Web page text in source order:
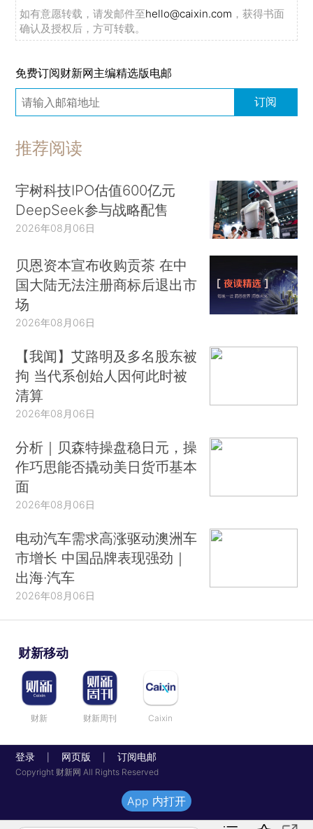
如有意愿转载，请发邮件至hello@caixin.com ，获得书面
确认及授权后，方可转载。
免费订阅财新网主编精选版电邮
订阅
推荐阅读
宇树科技IPO估值600亿元
DeepSeek参与战略配售
2026年08月06日
贝恩资本宣布收购贡茶 在中
国大陆无法注册商标后退出市
场
2026年08月06日
【我闻】艾路明及多名股东被
拘 当代系创始人因何此时被
清算
2026年08月06日
分析｜贝森特操盘稳日元，操
作巧思能否撬动美日货币基本
面
2026年08月06日
电动汽车需求高涨驱动澳洲车
市增长 中国品牌表现强劲｜
出海·汽车
2026年08月06日
财新移动
财新 财新周刊 Caixin
登录 网页版 订阅电邮
Copyright 财新网 All Rights Reserved
App 内打开